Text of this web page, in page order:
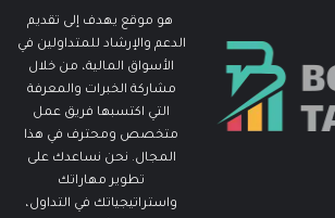
هو موقع يهدف إلى تقديم
الدعم والإرشاد للمتداولين في
الأسواق المالية، من خلال
مشاركة الخبرات والمعرفة
التي اكتسبها فريق عمل
متخصص ومحترف في هذا
المجال. نحن نساعدك على
تطوير مهاراتك
واستراتيجياتك في التداول،